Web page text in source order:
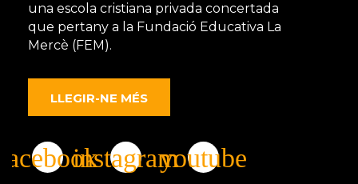
una escola cristiana privada concertada
que pertany a la Fundació Educativa La
Mercè (FEM).
LLEGIR-NE MÉS